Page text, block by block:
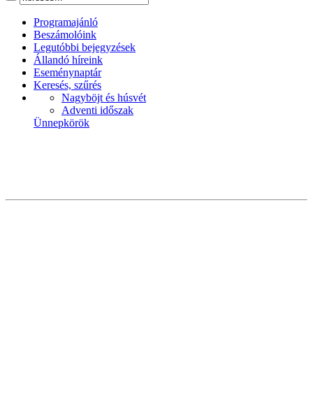
Programajánló
Beszámolóink
Legutóbbi bejegyzések
Állandó híreink
Eseménynaptár
Keresés, szűrés
Nagyböjt és húsvét
Adventi időszak
Ünnepkörök